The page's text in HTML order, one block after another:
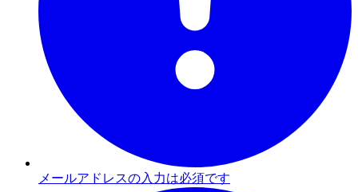
メールアドレスの入力は必須です